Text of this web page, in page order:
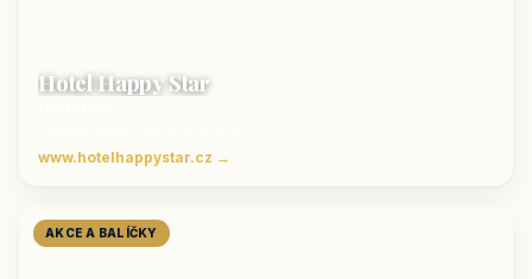
Hotel Happy Star
www.hotelhappystar.cz →
AKCE A BALÍČKY